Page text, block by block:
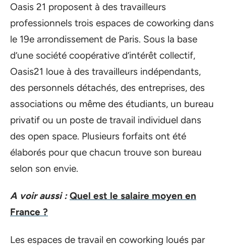
Oasis 21 proposent à des travailleurs
professionnels trois espaces de coworking dans
le 19e arrondissement de Paris. Sous la base
d’une société coopérative d’intérêt collectif,
Oasis21 loue à des travailleurs indépendants,
des personnels détachés, des entreprises, des
associations ou même des étudiants, un bureau
privatif ou un poste de travail individuel dans
des open space. Plusieurs forfaits ont été
élaborés pour que chacun trouve son bureau
selon son envie.
A voir aussi : Quel est le salaire moyen en
France ?
Les espaces de travail en coworking loués par